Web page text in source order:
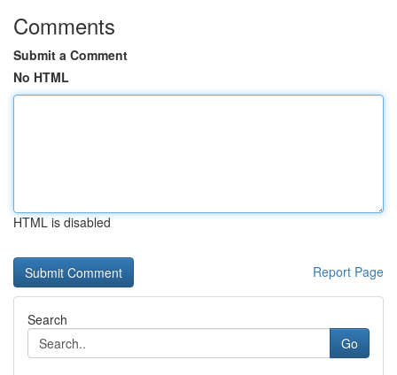
Comments
Submit a Comment
No HTML
HTML is disabled
Report Page
Search
Go